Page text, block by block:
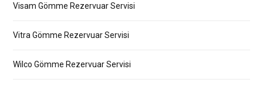
Visam Gömme Rezervuar Servisi
Vitra Gömme Rezervuar Servisi
Wilco Gömme Rezervuar Servisi